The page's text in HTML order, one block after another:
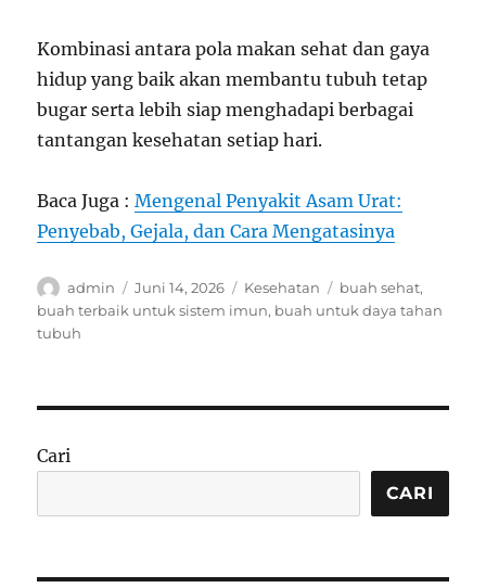
Kombinasi antara pola makan sehat dan gaya
hidup yang baik akan membantu tubuh tetap
bugar serta lebih siap menghadapi berbagai
tantangan kesehatan setiap hari.
Baca Juga :Mengenal Penyakit Asam Urat:
Penyebab, Gejala, dan Cara Mengatasinya
Author
admin
Posted
on
Juni 14, 2026 Categories
Kesehatan Tags
buah sehat,
buah terbaik untuk sistem imun, buah untuk daya tahan
tubuh
Cari
CARI